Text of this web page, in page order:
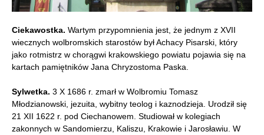
Ciekawostka. Wartym przypomnienia jest, że jednym z XVII
wiecznych wolbromskich starostów był Achacy Pisarski, który
jako rotmistrz w chorągwi krakowskiego powiatu pojawia się na
kartach pamiętników Jana Chryzostoma Paska.
Sylwetka. 3 X 1686 r. zmarł w Wolbromiu Tomasz
Młodzianowski, jezuita, wybitny teolog i kaznodzieja. Urodził się
21 XII 1622 r. pod Ciechanowem. Studiował w kolegiach
zakonnych w Sandomierzu, Kaliszu, Krakowie i Jarosławiu. W